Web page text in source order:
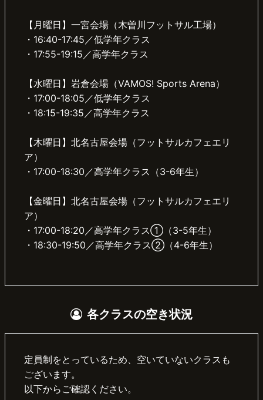
【月曜日】一宮会場（木曽川フットサル工場）
・16:40-17:45／低学年クラス
・17:55-19:15／高学年クラス
【水曜日】岩倉会場（VAMOS! Sports Arena）
・17:00-18:05／低学年クラス
・18:15-19:35／高学年クラス
【木曜日】北名古屋会場（フットサルカフェエリ
ア）
・17:00-18:30／高学年クラス（3-6年生）
【金曜日】北名古屋会場（フットサルカフェエリ
ア）
・17:00-18:20／高学年クラス①（3-5年生）
・18:30-19:50／高学年クラス②（4-6年生）
各クラスの空き状況
定員制をとっているため、空いていないクラスも
ございます。
以下からご確認ください。